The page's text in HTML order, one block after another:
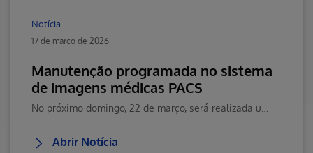
Notícia
17 de março de 2026
Manutenção programada no sistema
de imagens médicas PACS
Abrir Notícia